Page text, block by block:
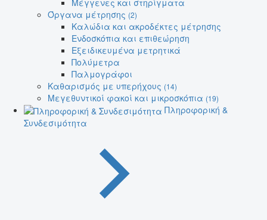
Όργανα μέτρησης (2)
Καλώδια και ακροδέκτες μέτρησης
Ενδοσκόπια και επιθεώρηση
Εξειδικευμένα μετρητικά
Πολύμετρα
Παλμογράφοι
Καθαρισμός με υπερήχους (14)
Μεγεθυντικοί φακοί και μικροσκόπια (19)
Πληροφορική &
Συνδεσιμότητα